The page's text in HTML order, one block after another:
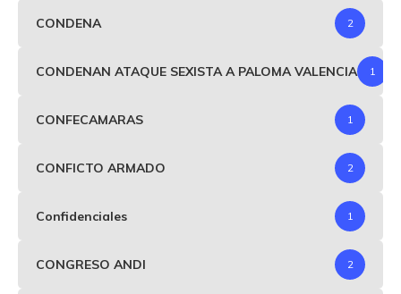
CONDENA 2
CONDENAN ATAQUE SEXISTA A PALOMA VALENCIA 1
CONFECAMARAS 1
CONFICTO ARMADO 2
Confidenciales 1
CONGRESO ANDI 2